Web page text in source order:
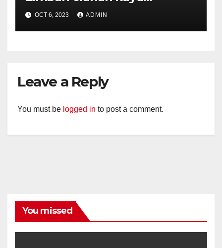
terbakar.
OCT 6, 2023 ADMIN
Leave a Reply
You must be logged in to post a comment.
You missed